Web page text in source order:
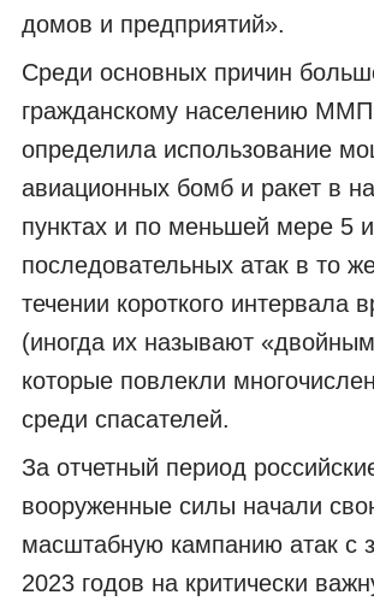
домов и предприятий».
Среди основных причин
гражданскому населению
определила использование
авиационных бомб и ракет в
пунктах и по меньшей мере 5
последовательных атак в то
течении короткого интервала
(иногда их называют
которые повлекли
среди спасателей.
За отчетный период
вооруженные силы начали
масштабную кампанию атак с
2023 годов на критически